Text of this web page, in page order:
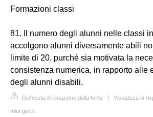
Formazioni classi
81. Il numero degli alunni nelle classi
accolgono alunni diversamente abili
limite di 20, purché sia motivata la
consistenza numerica, in rapporto alle
degli alunni disabili.
Richiesta di rimozione della fonte | Visualizza la
miur.gov.it